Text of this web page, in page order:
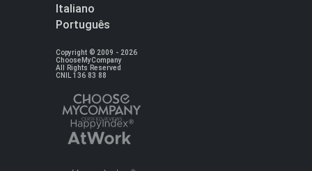
Italiano
Português
Copyright © 2009 - 2026
ChooseMyCompany
All Rights Reserved
CNIL 136 83 88